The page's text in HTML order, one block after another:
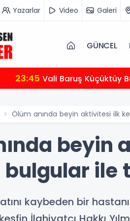
Yazarlar Video Galeri
GÜNCEL
23:45 Vali Baruş Küçüktüy
Ölüm anında beyin aktivitesi ilk
beyin
ile
kaybeden bir